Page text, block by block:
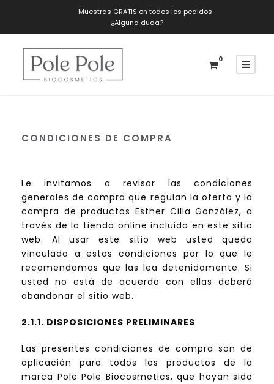
Muestras GRATIS en todos los pedidos
¿Alguna duda?
0
CONDICIONES DE COMPRA
Le invitamos a revisar las condiciones
generales de compra que regulan la oferta y la
compra de productos Esther Cilla González, a
través de la tienda online incluida en este sitio
web. Al usar este sitio web usted queda
vinculado a estas condiciones por lo que le
recomendamos que las lea detenidamente. Si
usted no está de acuerdo con ellas deberá
abandonar el sitio web.
2.1.1. DISPOSICIONES PRELIMINARES
Las presentes condiciones de compra son de
aplicación para todos los productos de la
marca Pole Pole Biocosmetics, que hayan sido